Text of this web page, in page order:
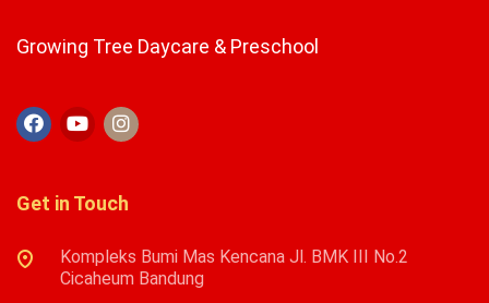
Growing Tree Daycare & Preschool
Get in Touch
Kompleks Bumi Mas Kencana Jl. BMK III No.2
Cicaheum Bandung